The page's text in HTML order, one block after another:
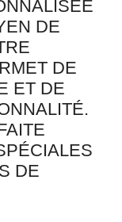
DE
DE
ET DE
DE